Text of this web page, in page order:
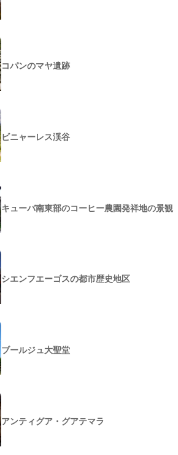
コパンのマヤ遺跡
ビニャーレス渓谷
キューバ南東部のコーヒー農園発祥地の景観
シエンフエーゴスの都市歴史地区
ブールジュ大聖堂
アンティグア・グアテマラ